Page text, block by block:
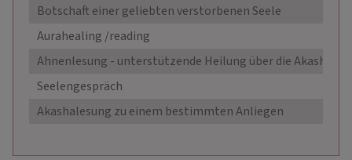
Botschaft einer geliebten verstorbenen Seele
Aurahealing /reading
Ahnenlesung - unterstützende Heilung über die Akasha
Seelengespräch
Akashalesung zu einem bestimmten Anliegen